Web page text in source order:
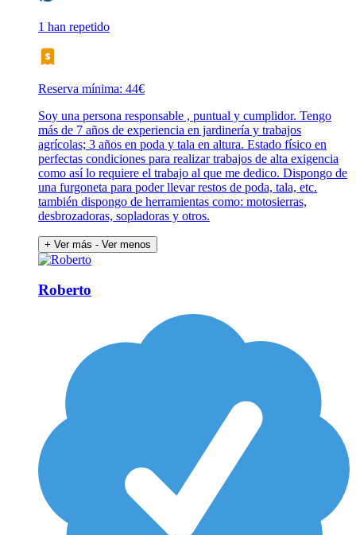
1 han repetido
Reserva mínima: 44€
Soy una persona responsable , puntual y cumplidor. Tengo
más de 7 años de experiencia en jardinería y trabajos
agrícolas; 3 años en poda y tala en altura. Estado físico en
perfectas condiciones para realizar trabajos de alta exigencia
como así lo requiere el trabajo al que me dedico. Dispongo de
una furgoneta para poder llevar restos de poda, tala, etc.
también dispongo de herramientas como: motosierras,
desbrozadoras, sopladoras y otros.
+ Ver más - Ver menos
Roberto